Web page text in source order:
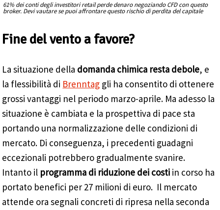
61% dei conti degli investitori retail perde denaro negoziando CFD con questo
broker. Devi vautare se puoi affrontare questo rischio di perdita del capitale
Fine del vento a favore?
La situazione della domanda chimica resta debole, e
la flessibilità di Brenntag gli ha consentito di ottenere
grossi vantaggi nel periodo marzo-aprile. Ma adesso la
situazione è cambiata e la prospettiva di pace sta
portando una normalizzazione delle condizioni di
mercato. Di conseguenza, i precedenti guadagni
eccezionali potrebbero gradualmente svanire.
Intanto il programma di riduzione dei costi in corso ha
portato benefici per 27 milioni di euro. Il mercato
attende ora segnali concreti di ripresa nella seconda